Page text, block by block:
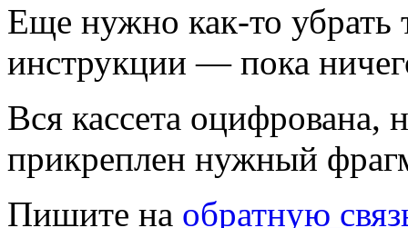
Еще нужно как-то убрать
инструкции — пока
Вся кассета оцифрована,
прикреплен нужный
Пишите на обратную